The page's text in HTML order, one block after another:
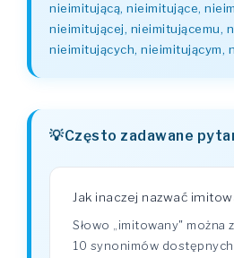
nieimitującą, nieimitujące,
nieimitującej, nieimitującemu,
nieimitujących, nieimitującym,
Często zadawane
Jak inaczej nazwać
Słowo „imitowany" można
10 synonimów dostępnych